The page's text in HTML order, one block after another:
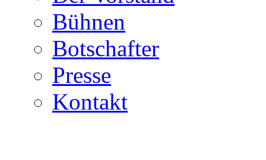
Bühnen
Botschafter
Presse
Kontakt